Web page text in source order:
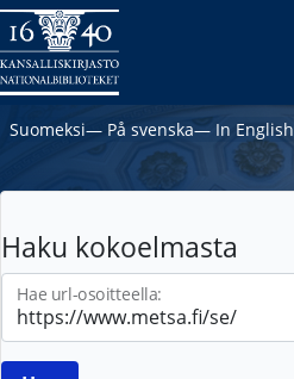
Suomeksi― På svenska― In English
Haku kokoelmasta
Hae url-osoitteella: